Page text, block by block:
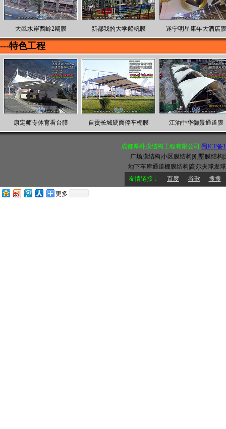
大邑水岸西岭2期膜 新都我的大学船帆膜 遂宁明星康年大酒店膜
---特色工程
康定师专体育看台膜 自贡长城硬面停车棚膜 江油中华御景通道膜
成都厚朴膜结构工程有限公司 蜀ICP备
广场膜结构|小区膜结构|别墅膜结
地下车库通道棚膜结构|高尔夫球发
友情链接：
百度 谷歌 搜搜
更多